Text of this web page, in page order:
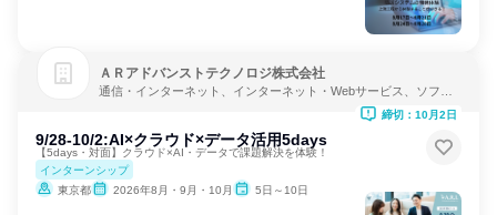
ＡＲアドバンストテクノロジ株式会社
通信・インターネット、インターネット・Webサービス、ソフト
9/28-10/2:AI×クラウド×データ活用5days
【5days・対面】クラウド×AI・データで課題解決を体験！
インターンシップ
東京都
2026年8月・9月・10月 5日～10日
締切：10月2日